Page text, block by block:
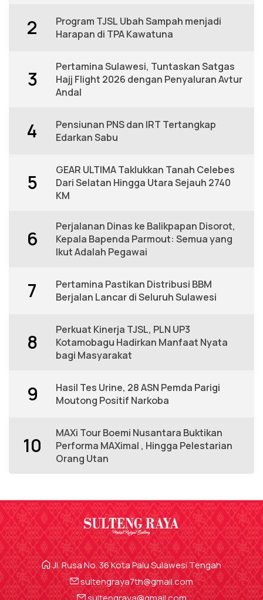
2
Program TJSL Ubah Sampah menjadi
Harapan di TPA Kawatuna
3
Pertamina Sulawesi, Tuntaskan Satgas
Hajj Flight 2026 dengan Penyaluran Avtur
Andal
4
Pensiunan PNS dan IRT Tertangkap
Edarkan Sabu
5
GEAR ULTIMA Taklukkan Tanah Celebes
Dari Selatan Hingga Utara Sejauh 2740
KM
6
Perjalanan Dinas ke Balikpapan Disorot,
Kepala Bapenda Parmout: Semua yang
Ikut Adalah Pegawai
7
Pertamina Pastikan Distribusi BBM
Berjalan Lancar di Seluruh Sulawesi
8
Perkuat Kinerja TJSL, PLN UP3
Kotamobagu Hadirkan Manfaat Nyata
bagi Masyarakat
9
Hasil Tes Urine, 28 ASN Pemda Parigi
Moutong Positif Narkoba
10
MAXi Tour Boemi Nusantara Buktikan
Performa MAXimal , Hingga Pelestarian
Orang Utan
Jl. Rusa No. 36 Kota Palu Sulawesi Tengah
sultengraya7th@gmail.com